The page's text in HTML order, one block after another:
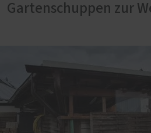
Gartenschuppen zur